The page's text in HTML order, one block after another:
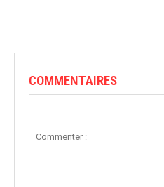
COMMENTAIRES